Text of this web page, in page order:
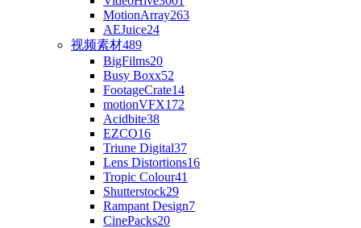
MotionArray263
AEJuice24
视频素材489
BigFilms20
Busy Boxx52
FootageCrate14
motionVFX172
Acidbite38
EZCO16
Triune Digital37
Lens Distortions16
Tropic Colour41
Shutterstock29
Rampant Design7
CinePacks20